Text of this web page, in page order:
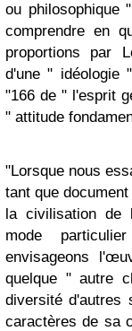
ou philosophique
comprendre en
proportions par
d'une " idéologie
"166 de " l'esprit
" attitude
"Lorsque nous
tant que
la civilisation de
mode
envisageons
quelque " autre
diversité d'autres
caractères de sa